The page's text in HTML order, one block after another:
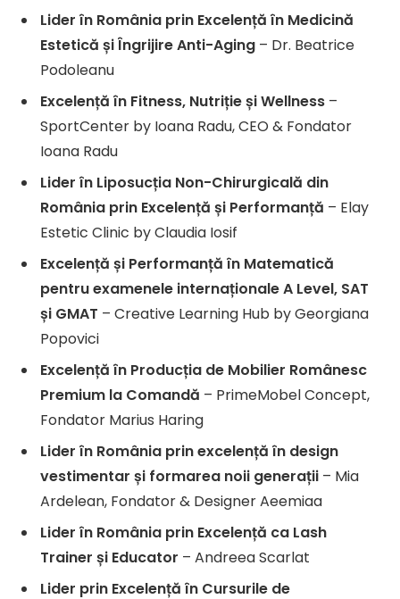
Lider în România prin Excelență în Medicină
Estetică și Îngrijire Anti-Aging – Dr. Beatrice
Podoleanu
Excelență în Fitness, Nutriție și Wellness –
SportCenter by Ioana Radu, CEO & Fondator
Ioana Radu
Lider în Liposucția Non-Chirurgicală din
România prin Excelență și Performanță – Elay
Estetic Clinic by Claudia Iosif
Excelență și Performanță în Matematică
pentru examenele internaționale A Level, SAT
și GMAT – Creative Learning Hub by Georgiana
Popovici
Excelență în Producția de Mobilier Românesc
Premium la Comandă – PrimeMobel Concept,
Fondator Marius Haring
Lider în România prin excelență în design
vestimentar și formarea noii generații – Mia
Ardelean, Fondator & Designer Aeemiaa
Lider în România prin Excelență ca Lash
Trainer și Educator – Andreea Scarlat
Lider prin Excelență în Cursurile de